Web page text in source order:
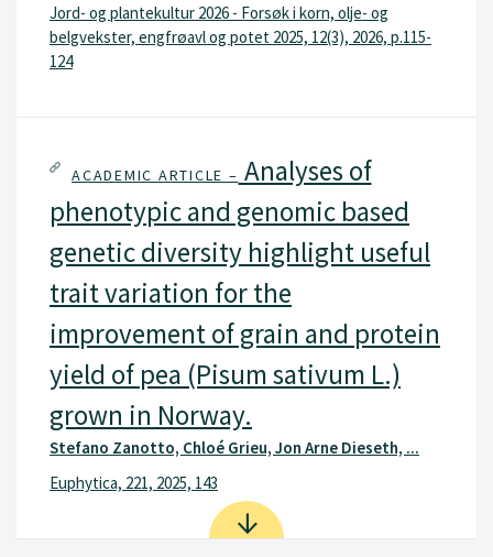
Jord- og plantekultur 2026 - Forsøk i korn, olje- og
belgvekster, engfrøavl og potet 2025, 12(3), 2026, p.115-
124
ACADEMIC ARTICLE – Analyses of
phenotypic and genomic based
genetic diversity highlight useful
trait variation for the
improvement of grain and protein
yield of pea (Pisum sativum L.)
grown in Norway.
Stefano Zanotto, Chloé Grieu, Jon Arne Dieseth, ...
Euphytica, 221, 2025, 143